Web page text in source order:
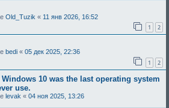
Old_Tuzik « 11 янв 2026, 16:52
1 2
bedi « 05 дек 2025, 22:36
1 2
10 was the last operating system
use.
levak « 04 ноя 2025, 13:26